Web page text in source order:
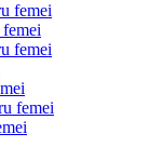
femei
femei
femei